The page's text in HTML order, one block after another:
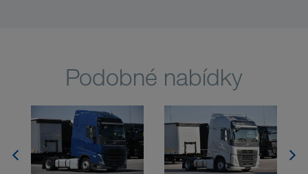
Podobné nabídky